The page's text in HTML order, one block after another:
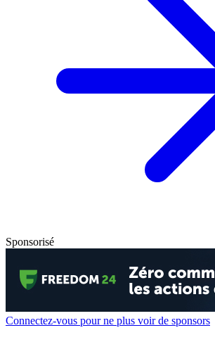
Sponsorisé
Connectez-vous pour ne plus voir de sponsors